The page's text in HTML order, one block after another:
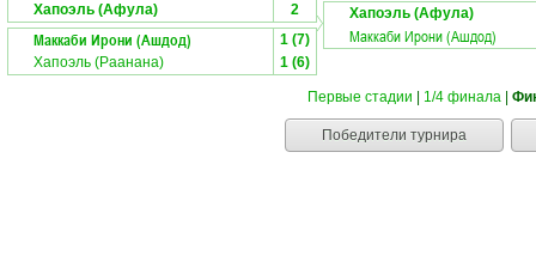
Хапоэль (Афула)
2
Маккаби Ирони (Ашдод)
1 (7)
Хапоэль (Раанана)
1 (6)
Хапоэль (Афула)
Маккаби Ирони (Ашдод)
Первые стадии 1/4 финала
Победители турнира